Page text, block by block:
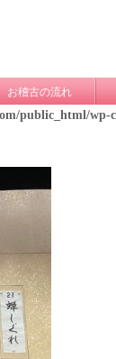
お稽古の流れ
public_html/